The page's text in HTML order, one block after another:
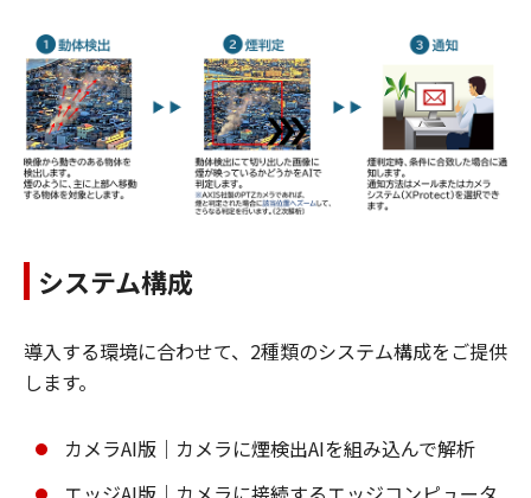
システム構成
導入する環境に合わせて、2種類のシステム構成をご提供
します。
カメラAI版｜カメラに煙検出AIを組み込んで解析